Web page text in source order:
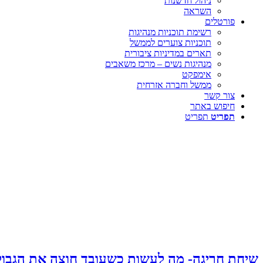
השראה
פורטלים
רשימת תוכניות מנהיגות
תוכניות צוערים לממשל
תארים במדיניות ציבורית
מנהיגות נשים – מרכז משאבים
אימפקט
ממשל וחברה אזרחית
צור קשר
חיפוש באתר
תפריט תפריט
שיחת חריגה- מה לעשות כשעובד חוצה את